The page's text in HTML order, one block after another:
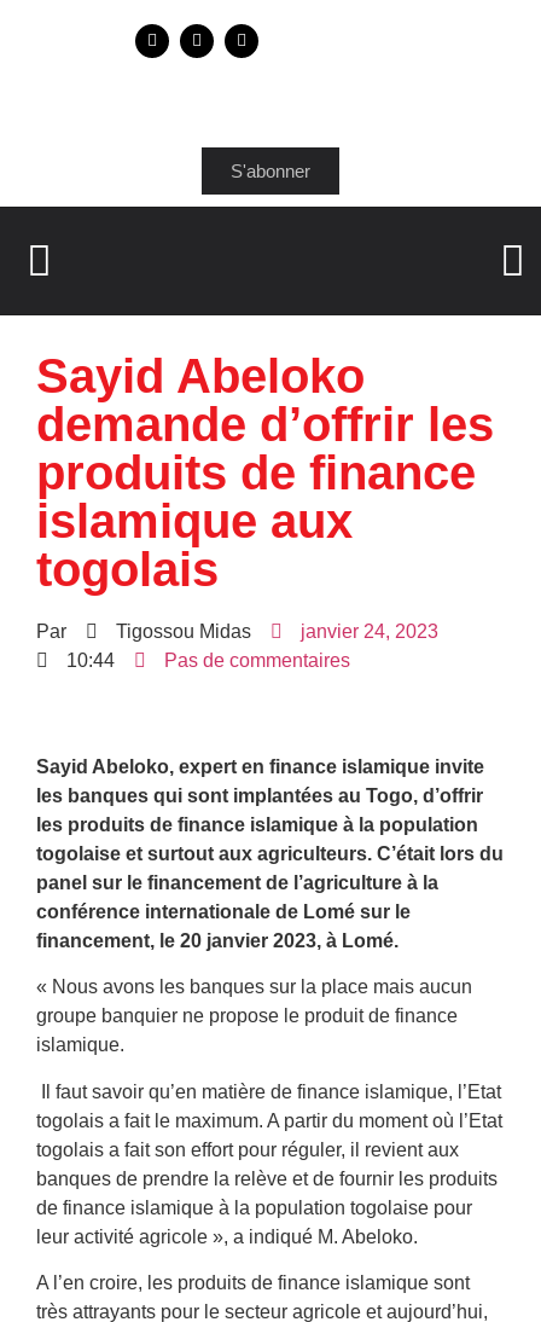
S'abonner
Sayid Abeloko
demande d’offrir les
produits de finance
islamique aux
togolais
Par Tigossou Midas
janvier 24, 2023
10:44
Pas de commentaires
Sayid Abeloko, expert en finance islamique invite
les banques qui sont implantées au Togo, d’offrir
les produits de finance islamique à la population
togolaise et surtout aux agriculteurs. C’était lors du
panel sur le financement de l’agriculture à la
conférence internationale de Lomé sur le
financement, le 20 janvier 2023, à Lomé.
« Nous avons les banques sur la place mais aucun
groupe banquier ne propose le produit de finance
islamique.
Il faut savoir qu’en matière de finance islamique, l’Etat
togolais a fait le maximum. A partir du moment où l’Etat
togolais a fait son effort pour réguler, il revient aux
banques de prendre la relève et de fournir les produits
de finance islamique à la population togolaise pour
leur activité agricole », a indiqué M. Abeloko.
A l’en croire, les produits de finance islamique sont
très attrayants pour le secteur agricole et aujourd’hui,